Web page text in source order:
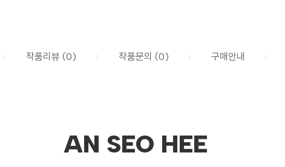
작품리뷰 (0) 작품문의 (0) 구매안내
AN SEO HEE